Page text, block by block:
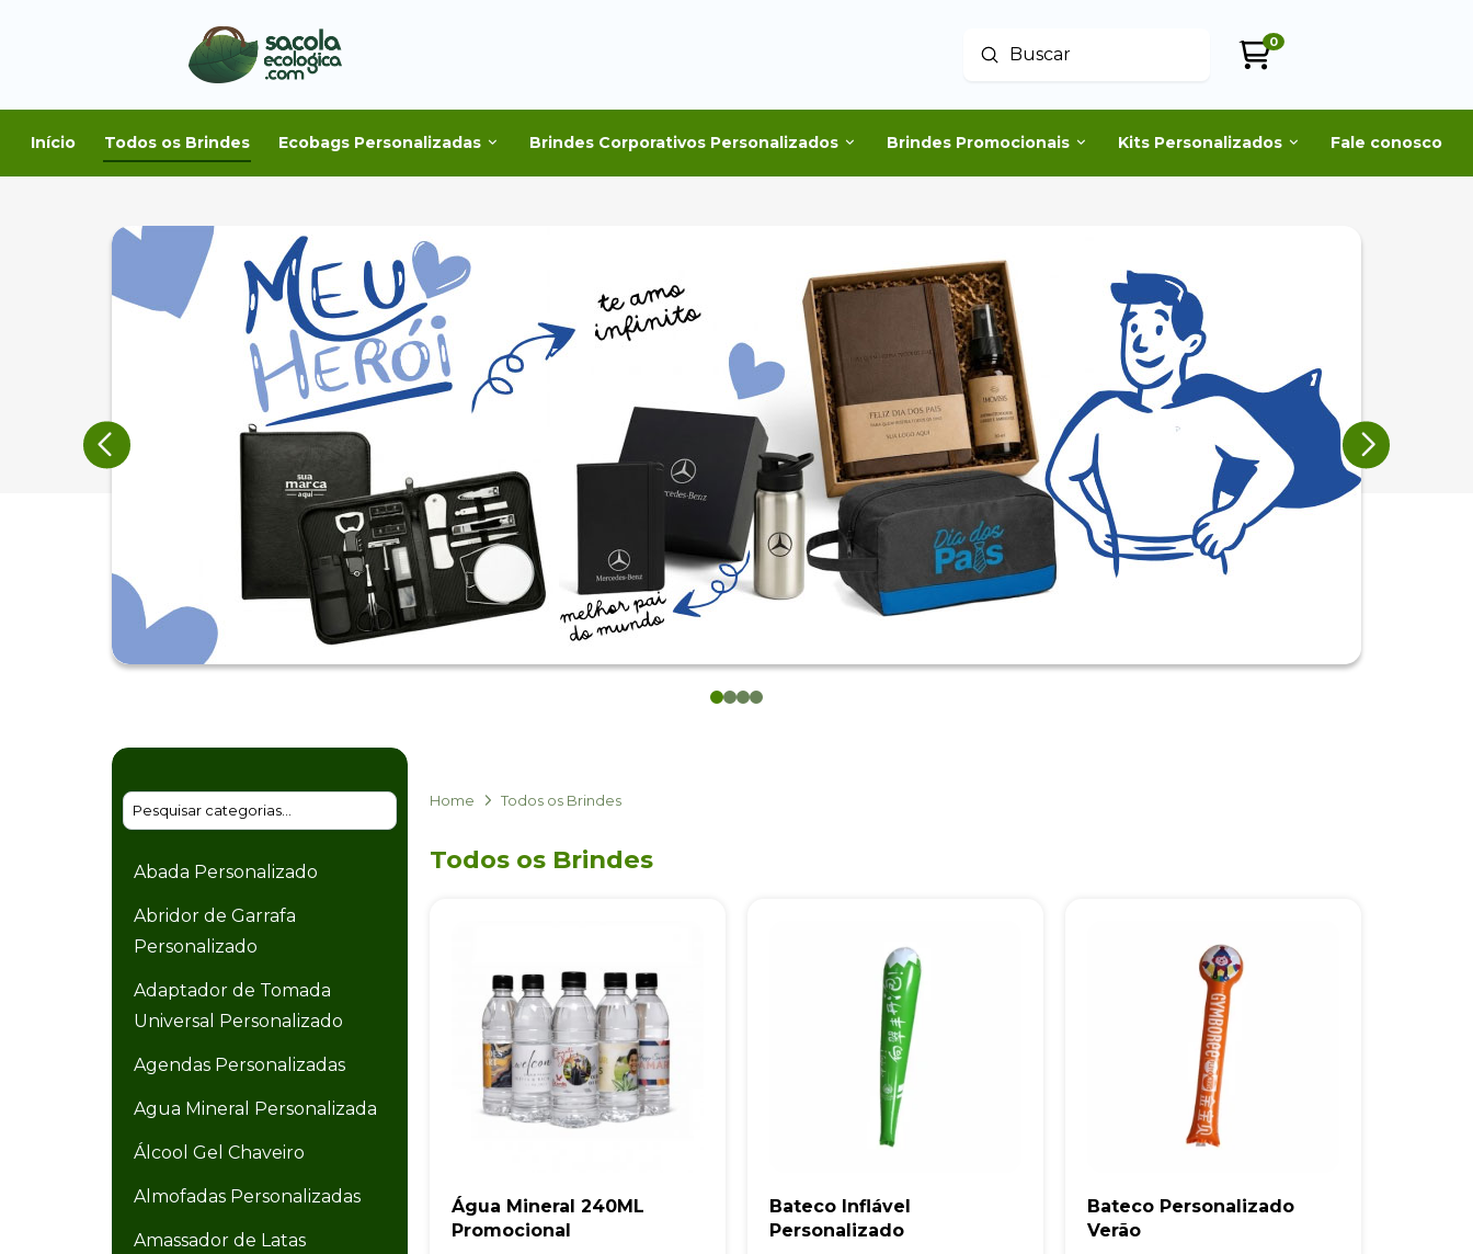
Buscar
Enviar
0
Início Todos os Brindes Ecobags Personalizadas Brindes Corporativos Personalizados Brindes Promocionais Kits Personalizados Fale conosco
01 23
Abada Personalizado
Abridor de Garrafa
Personalizado
Adaptador de Tomada
Universal Personalizado
Agendas Personalizadas
Agua Mineral Personalizada
Álcool Gel Chaveiro
Almofadas Personalizadas
Amassador de Latas
Home Todos os Brindes
Todos os Brindes
Água Mineral 240ML
Promocional
Bateco Inflável
Personalizado
Bateco Personalizado
Verão